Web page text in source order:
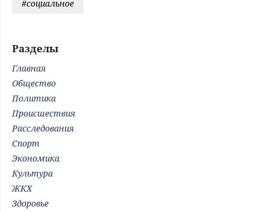
#социальное
Разделы
Главная
Общество
Политика
Происшествия
Расследования
Спорт
Экономика
Культура
ЖКХ
Здоровье